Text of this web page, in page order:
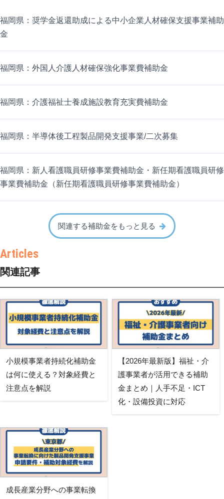
福岡県：奨学金返還助成による中小企業人材確保支援事業補助
金
福岡県：外国人介護人材確保強化事業費補助金
福岡県：介護福祉士養成施設教育充実費補助金
福岡県：半導体後工程製品開発支援事業/二次募集
福岡県：新人看護職員研修事業費補助金・新任期看護職員研修
事業費補助金（新任期看護職員研修事業費補助金）
関連する補助金をもっと見る
関連記事
小規模事業者持続化補助金
は何に使える？対象経費と
注意点を解説
【2026年最新版】福祉・介
護事業者が活用できる補助
金まとめ｜人手不足・ICT
化・設備投資に対応
成長産業分野への事業転換